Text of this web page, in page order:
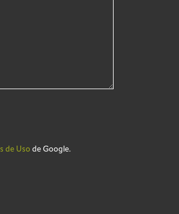
de Uso de Google.